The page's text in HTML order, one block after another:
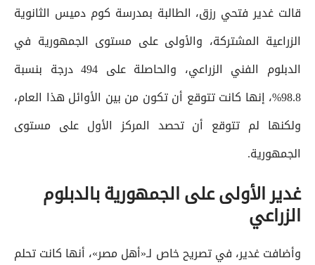
قالت غدير فتحي رزق، الطالبة بمدرسة كوم دميس الثانوية
الزراعية المشتركة، والأولى على مستوى الجمهورية في
الدبلوم الفني الزراعي، والحاصلة على 494 درجة بنسبة
98.8%، إنها كانت تتوقع أن تكون من بين الأوائل هذا العام،
ولكنها لم تتوقع أن تحصد المركز الأول على مستوى
الجمهورية.
غدير الأولى على الجمهورية بالدبلوم
الزراعي
وأضافت غدير، في تصريح خاص لـ«أهل مصر»، أنها كانت تحلم